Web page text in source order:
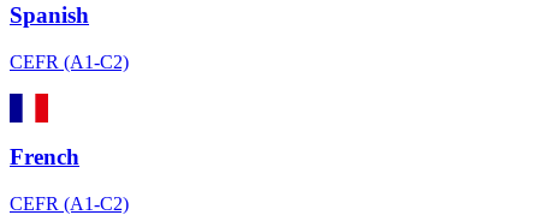
Spanish
CEFR (A1-C2)
French
CEFR (A1-C2)